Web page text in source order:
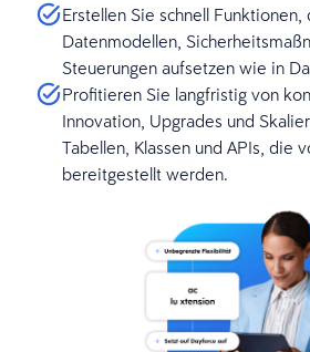
Erstellen Sie schnell
Datenmodellen,
Steuerungen aufsetzen wie in
Profitieren Sie langfristig von
Innovation, Upgrades und
Tabellen, Klassen und APIs, die
bereitgestellt werden.